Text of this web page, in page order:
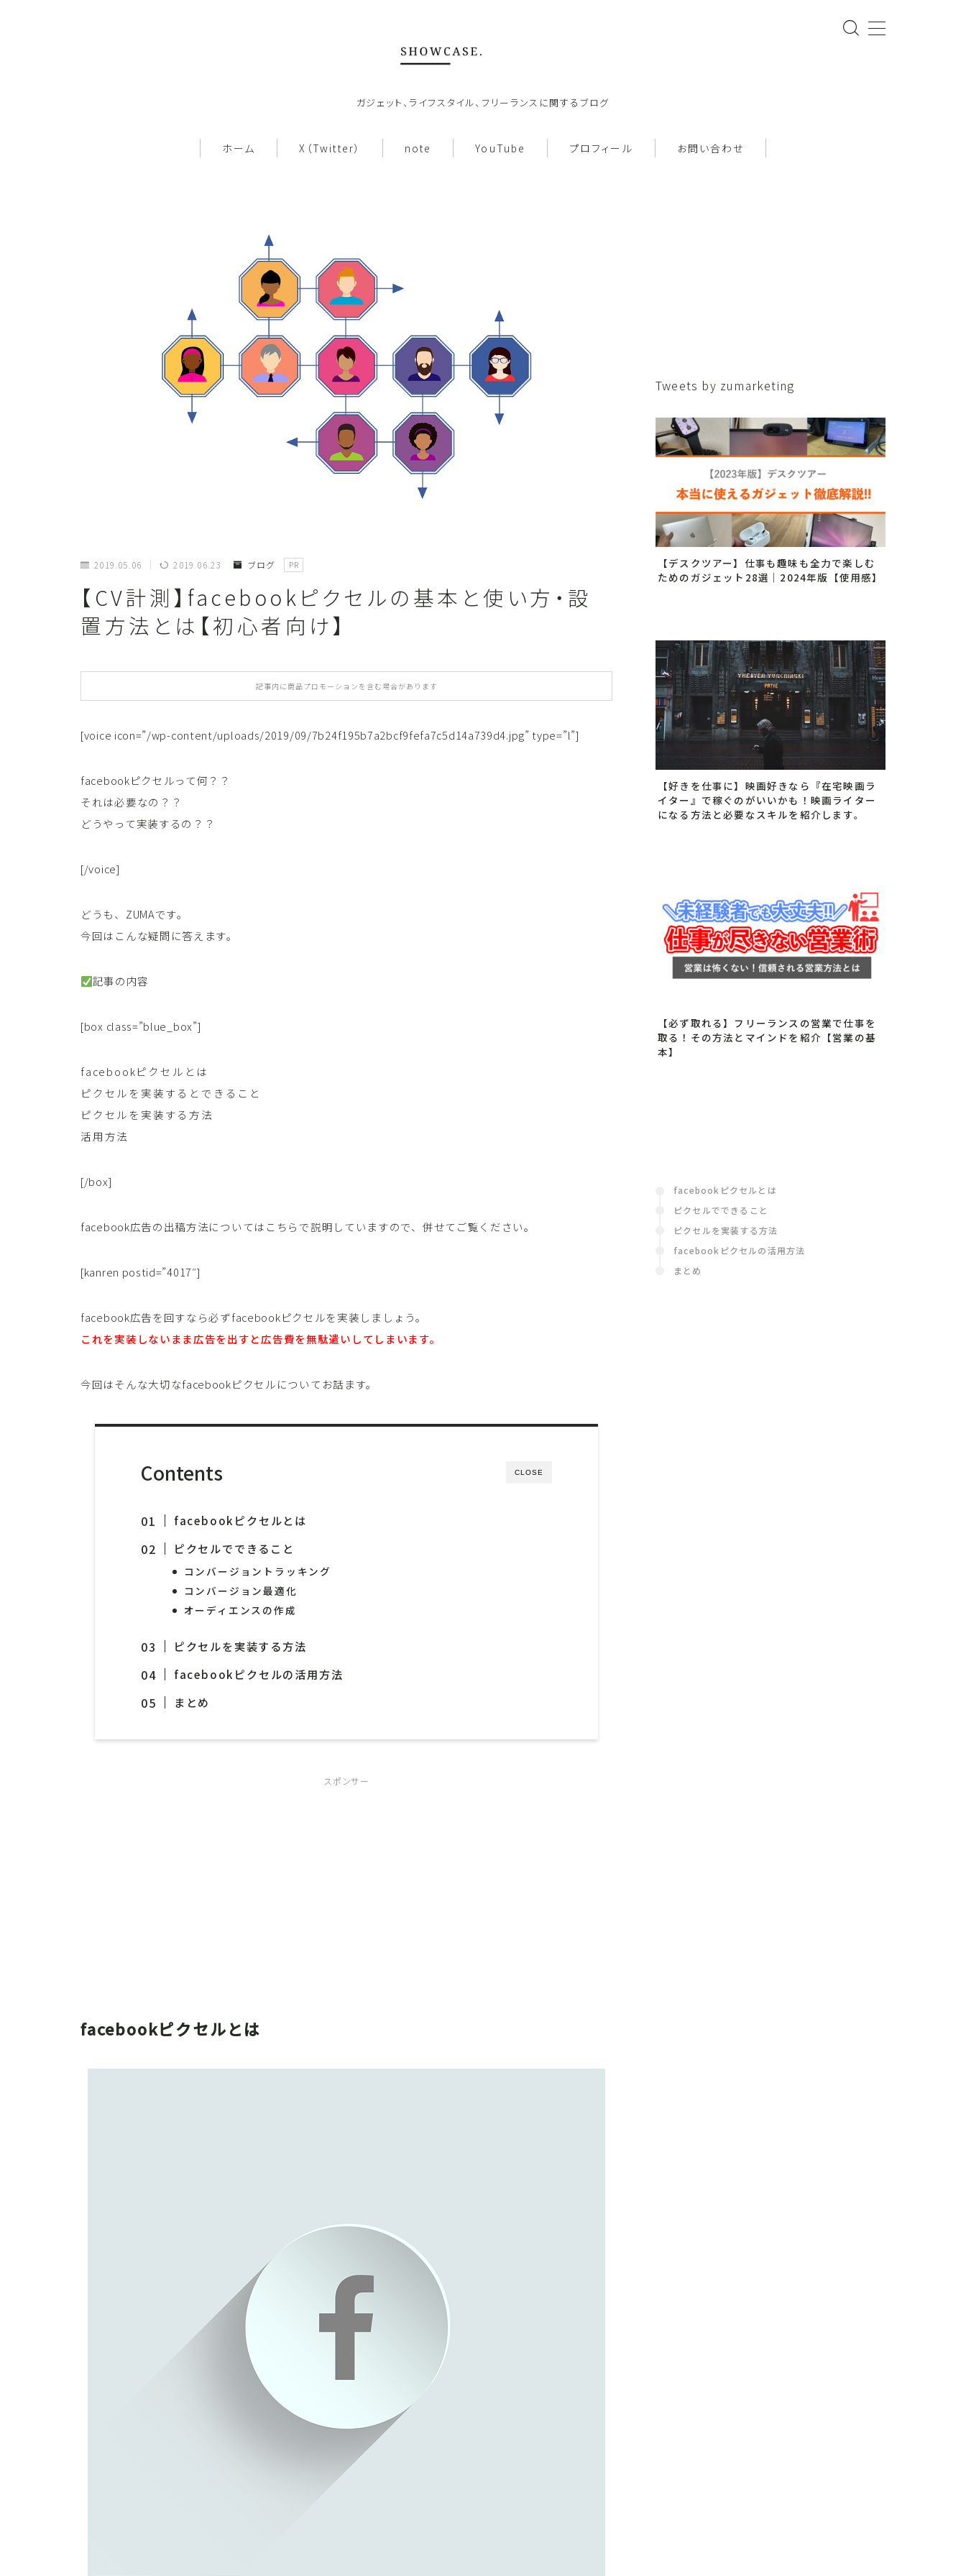
ガジェット、ライフスタイル、フリーランスに関するブログ
ホーム X（Twitter） note YouTube プロフィール お問い合わせ
ホーム
カテゴリ一覧
2019.05.06 2019.06.23 ブログ PR
【CV計測】facebookピクセルの基本と使い方・設
置方法とは【初心者向け】
記事内に商品プロモーションを含む場合があります
[voice icon=”/wp-content/uploads/2019/09/7b24f195b7a2bcf9fefa7c5d14a739d4.jpg” type=”l”]
facebookピクセルって何？？
それは必要なの？？
どうやって実装するの？？
[/voice]
どうも、ZUMAです。
今回はこんな疑問に答えます。
記事の内容
[box class=”blue_box”]
facebookピクセルとは
ピクセルを実装するとできること
ピクセルを実装する方法
活用方法
[/box]
facebook広告の出稿方法についてはこちらで説明していますので、併せてご覧ください。
[kanren postid=”4017″]
facebook広告を回すなら必ずfacebookピクセルを実装しましょう。
これを実装しないまま広告を出すと広告費を無駄遣いしてしまいます。
今回はそんな大切なfacebookピクセルについてお話ます。
CLOSE
Contents
facebookピクセルとは
ピクセルでできること
コンバージョントラッキング
コンバージョン最適化
オーディエンスの作成
ピクセルを実装する方法
facebookピクセルの活用方法
まとめ
スポンサー
facebookピクセルとは
Tweets by zumarketing
【デスクツアー】仕事も趣味も全力で楽しむ
ためのガジェット28選｜2024年版【使用感】
【好きを仕事に】映画好きなら『在宅映画ラ
イター』で稼ぐのがいいかも！映画ライター
になる方法と必要なスキルを紹介します。
【必ず取れる】フリーランスの営業で仕事を
取る！その方法とマインドを紹介【営業の基
本】
facebookピクセルとは
ピクセルでできること
ピクセルを実装する方法
facebookピクセルの活用方法
まとめ